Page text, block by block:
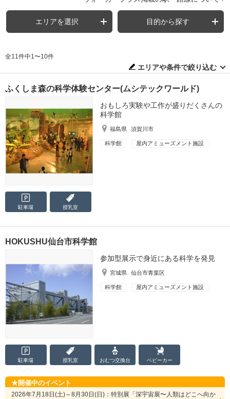
エリアを選択 目的から探す
全11件中1〜10件
エリアや条件で絞り込む
ふくしま森の科学体験センター(ムシテックワールド)
おもしろ実験や工作が盛りだくさんの
科学館
福島県 須賀川市
科学館 屋内アミューズメント施設
駐車場 授乳室
HOKUSHU仙台市科学館
参加型展示で身近にある科学を発見
宮城県 仙台市青葉区
科学館 屋内アミューズメント施設
駐車場 授乳室 おむつ交換台 ベビーカー
開催中のイベント
2026年7月18日(土)～8月30日(日)：特別展「深宇宙展〜人類はどこへ向か